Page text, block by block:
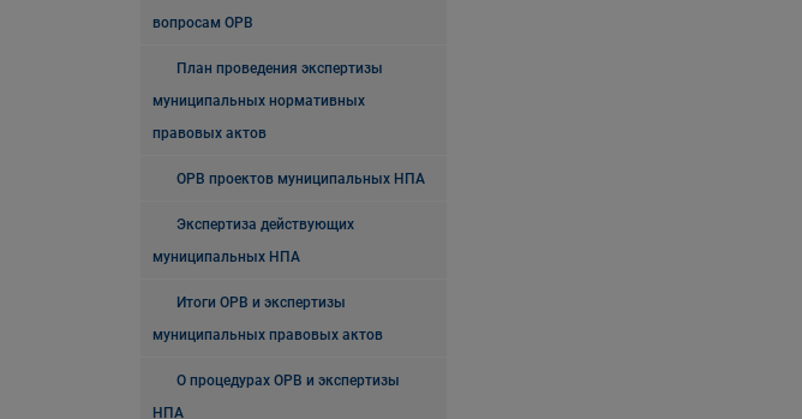
вопросам ОРВ
План проведения экспертизы
муниципальных нормативных
правовых актов
ОРВ проектов муниципальных НПА
Экспертиза действующих
муниципальных НПА
Итоги ОРВ и экспертизы
муниципальных правовых актов
О процедурах ОРВ и экспертизы
НПА